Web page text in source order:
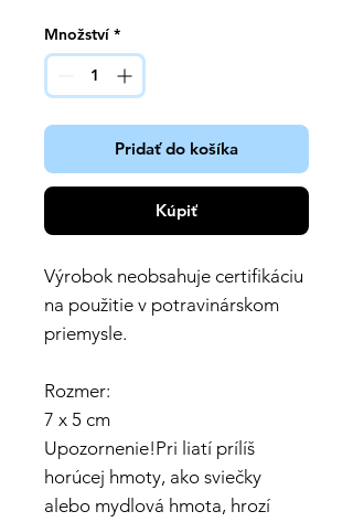
Množství *
Pridať do košíka
Kúpiť
Výrobok neobsahuje certifikáciu
na použitie v potravinárskom
priemysle.
Rozmer:
7 x 5 cm
Upozornenie!Pri liatí prílíš
horúcej hmoty, ako sviečky
alebo mydlová hmota, hrozí